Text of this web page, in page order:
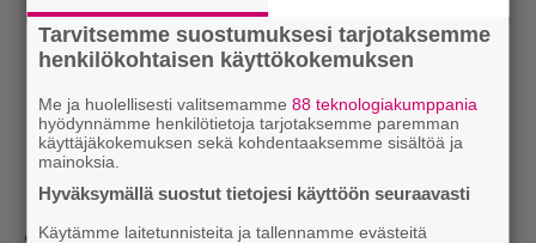
Tarvitsemme suostumuksesi tarjotaksemme
henkilökohtaisen käyttökokemuksen
Me ja huolellisesti valitsemamme88 teknologiakumppania
hyödynnämme henkilötietoja tarjotaksemme paremman
käyttäjäkokemuksen sekä kohdentaaksemme sisältöä ja
mainoksia.
Hyväksymällä suostut tietojesi käyttöön seuraavasti
Käytämme laitetunnisteita ja tallennamme evästeitä